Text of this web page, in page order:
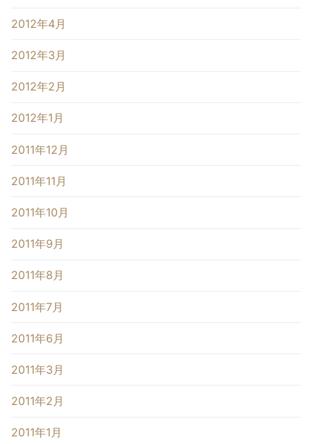
2012年4月
2012年3月
2012年2月
2012年1月
2011年12月
2011年11月
2011年10月
2011年9月
2011年8月
2011年7月
2011年6月
2011年3月
2011年2月
2011年1月